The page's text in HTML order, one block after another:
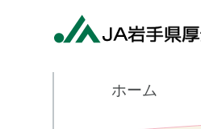
ホーム